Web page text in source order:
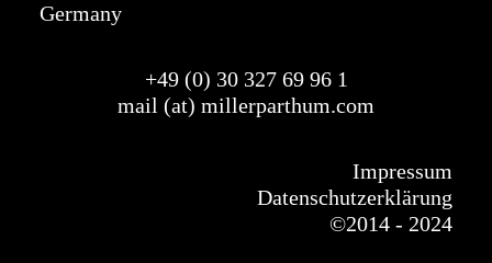
Germany
+49 (0) 30 327 6996 1
mail (at) millerparthum.com
Impressum
Datenschutzerklärung
©2014 - 2024